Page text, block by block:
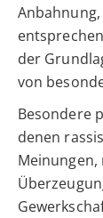
der
von
Besondere
denen